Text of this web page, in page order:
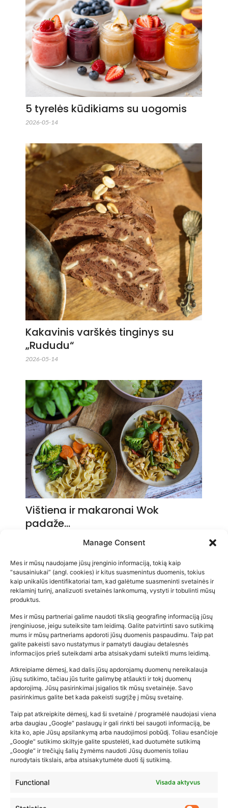
Manage Consent
Mes ir mūsų naudojame jūsų įrenginio informaciją, tokią kaip
“sausainiukai” (angl. cookies) ir kitus suasmenintus duomenis, tokius
kaip unikalūs identifikatoriai tam, kad galėtume suasmeninti svetainės ir
reklaminį turinį, analizuoti svetainės lankomumą, vystyti ir tobulinti mūsų
produktus.
Mes ir mūsų partneriai galime naudoti tikslią geografinę informaciją jūsų
įrenginiuose, jeigu suteiksite tam leidimą. Galite patvirtinti savo sutikimą
mums ir mūsų partneriams apdoroti jūsų duomenis paspaudimu. Taip pat
galite pakeisti savo nustatymus ir pamatyti daugiau detalesnės
informacijos prieš suteikdami arba atsisakydami suteikti mums leidimą.
Atkreipiame dėmesį, kad dalis jūsų apdorojamų duomenų nereikalauja
jūsų sutikimo, tačiau jūs turite galimybę atšaukti ir tokį duomenų
apdorojimą. Jūsų pasirinkimai įsigalios tik mūsų svetainėje. Savo
pasirinkimus galite bet kada pakeisti sugrįžę į mūsų svetainę.
Taip pat atkreipkite dėmesį, kad ši svetainė / programėlė naudojasi viena
arba daugiau „Google“ paslaugų ir gali rinkti bei saugoti informaciją, be
kita ko, apie Jūsų apsilankymą arba naudojimosi pobūdį. Toliau esančioje
„Google“ sutikimo skiltyje galite spustelėti, kad duotumėte sutikimą
„Google“ ir trečiųjų šalių žymėms naudoti Jūsų duomenis toliau
nurodytais tikslais, arba atsisakytumėte duoti šį sutikimą.
Functional Visada aktyvus
5 tyrelės kūdikiams su uogomis
2026-05-14
Kakavinis varškės tinginys su
„Rududu“
2026-05-14
Vištiena ir makaronai Wok
padaže…
Populiariausios parduotuvės
kūdikių tyrelės –…
2026-02-22